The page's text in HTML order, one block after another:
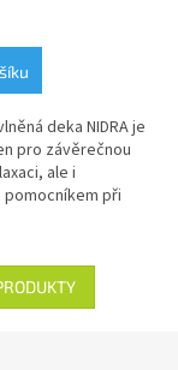
deka NIDRA je
pro závěrečnou
ale i
při